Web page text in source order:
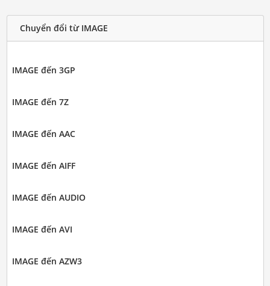
Chuyển đổi từ IMAGE
IMAGE đến 3GP
IMAGE đến 7Z
IMAGE đến AAC
IMAGE đến AIFF
IMAGE đến AUDIO
IMAGE đến AVI
IMAGE đến AZW3